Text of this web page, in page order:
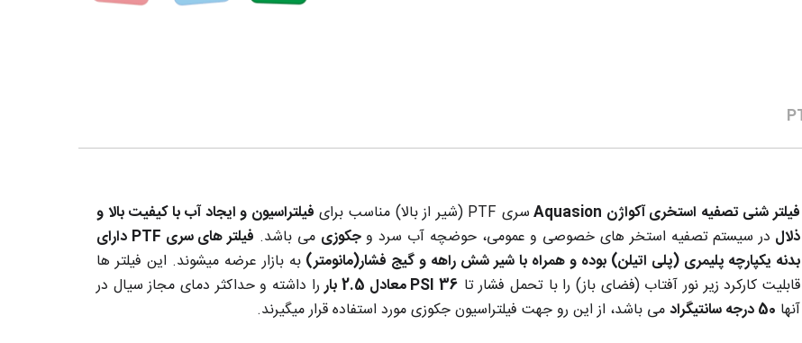
فیلتر شنی تصفیه استخری آکواژن Aquasion سری PTF (شیر از بالا) مناسب برای
فیلتراسیون و ایجاد آب با کیفیت بالا و
ذلال در سیستم تصفیه استخر های خصوصی و عمومی، حوضچه آب سرد وجکوزی می باشد.
فیلتر های سری PTF دارای
بدنه یکپارچه پلیمری (پلی اتیلن) بوده و همراه با شیر شش راهه و گیج فشار(مانومتر) به بازار عرضه میشوند. این فیلتر ها
قابلیت کارکرد زیر نور آفتاب (فضای باز) را با تحمل فشار تا 36 PSI معادل 2.5 بار
را داشته و حداکثر دمای مجاز سیال در
آنها 50 درجه سانتیگراد می باشد، از این رو جهت فیلتراسیون جکوزی مورد استفاده قرار میگیرند.